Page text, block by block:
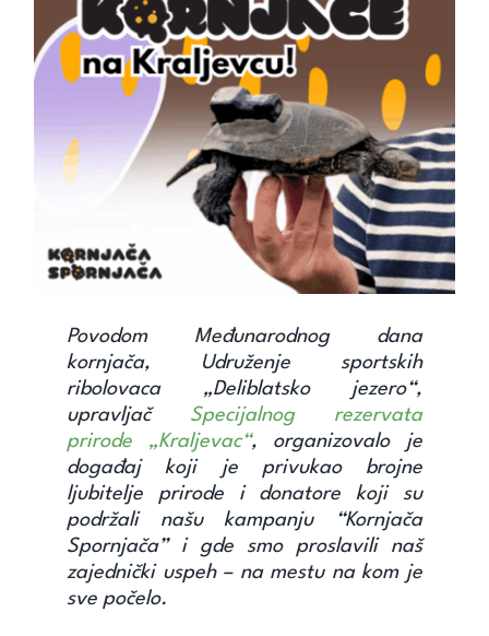
Unapredi znanje
Saznaj
Kontakt
Povodom Međunarodnog dana
kornjača, Udruženje sportskih
ribolovaca „Deliblatsko jezero“,
upravljač Specijalnog rezervata
prirode „Kraljevac“, organizovalo je
događaj koji je privukao brojne
ljubitelje prirode i donatore koji su
podržali našu kampanju “Kornjača
Spornjača” i gde smo proslavili naš
zajednički uspeh – na mestu na kom je
sve počelo.